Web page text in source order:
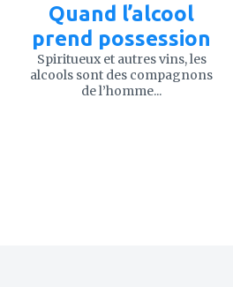
Quand l’alcool
prend possession
Spiritueux et autres vins, les
alcools sont des compagnons
de l’homme...